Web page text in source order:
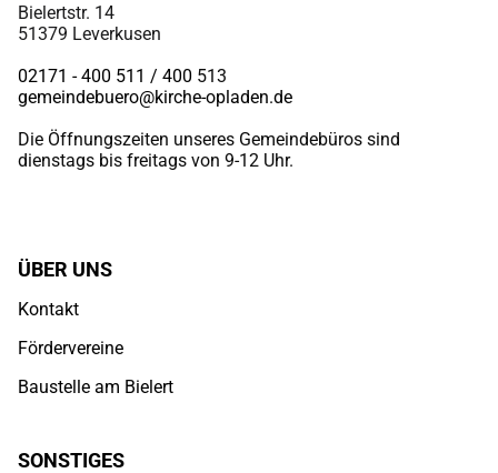
Bielertstr. 14
51379 Leverkusen
02171 - 400 511 / 400 513
gemeindebuero@kirche-opladen.de
Die Öffnungszeiten unseres Gemeindebüros sind
dienstags bis freitags von 9-12 Uhr.
ÜBER UNS
Kontakt
Fördervereine
Baustelle am Bielert
SONSTIGES